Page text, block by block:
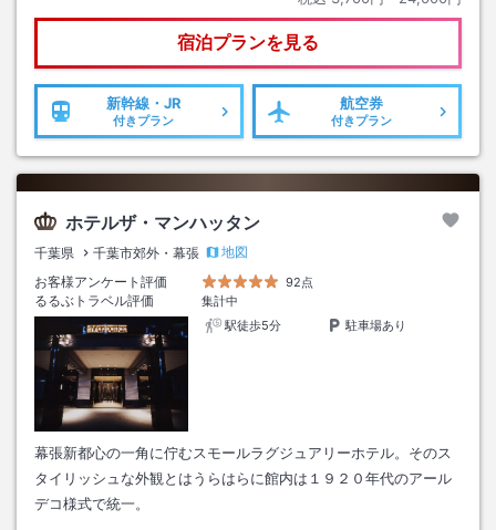
宿泊プランを見る
新幹線・JR
付きプラン
航空券
付きプラン
ホテルザ・マンハッタン
千葉県 千葉市郊外・幕張
地図
お客様アンケート評価
92点
るるぶトラベル評価
集計中
駅徒歩5分
駐車場あり
幕張新都心の一角に佇むスモールラグジュアリーホテル。そのス
タイリッシュな外観とはうらはらに館内は１９２０年代のアール
デコ様式で統一。